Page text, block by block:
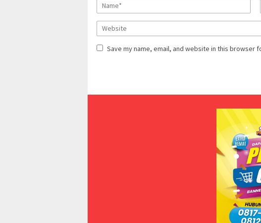
Save my name, email, and website in this browser